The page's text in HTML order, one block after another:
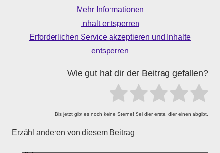
Mehr Informationen
Inhalt entsperren
Erforderlichen Service akzeptieren und Inhalte
entsperren
Wie gut hat dir der Beitrag gefallen?
Bis jetzt gibt es noch keine Sterne! Sei dier erste, dier einen abgibt.
Erzähl anderen von diesem Beitrag